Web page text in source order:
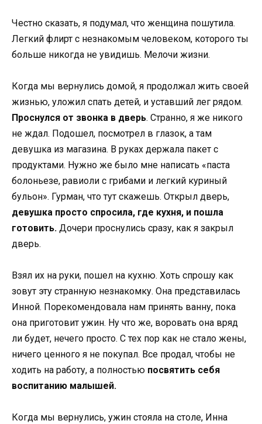
Честно сказать, я подумал, что женщина пошутила.
Легкий флирт с незнакомым человеком, которого ты
больше никогда не увидишь. Мелочи жизни.
Когда мы вернулись домой, я продолжал жить своей
жизнью, уложил спать детей, и уставший лег рядом.
Проснулся от звонка в дверь. Странно, я же никого
не ждал. Подошел, посмотрел в глазок, а там
девушка из магазина. В руках держала пакет с
продуктами. Нужно же было мне написать «паста
болоньезе, равиоли с грибами и легкий куриный
бульон». Гурман, что тут скажешь. Открыл дверь,
девушка просто спросила, где кухня, и пошла
готовить. Дочери проснулись сразу, как я закрыл
дверь.
Взял их на руки, пошел на кухню. Хоть спрошу как
зовут эту странную незнакомку. Она представилась
Инной. Порекомендовала нам принять ванну, пока
она приготовит ужин. Ну что же, воровать она вряд
ли будет, нечего просто. С тех пор как не стало жены,
ничего ценного я не покупал. Все продал, чтобы не
ходить на работу, а полностью посвятить себя
воспитанию малышей.
Когда мы вернулись, ужин стояла на столе, Инна